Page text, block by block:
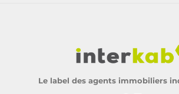
Le label des agents immobiliers